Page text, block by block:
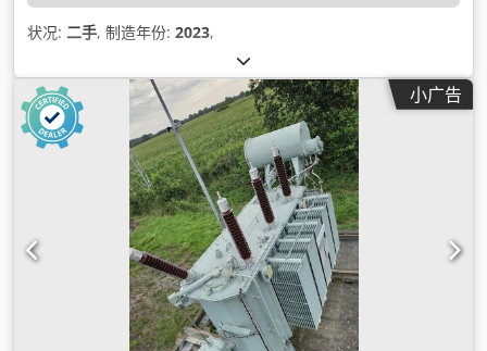
状况: 二手, 制造年份: 2023,
小广告